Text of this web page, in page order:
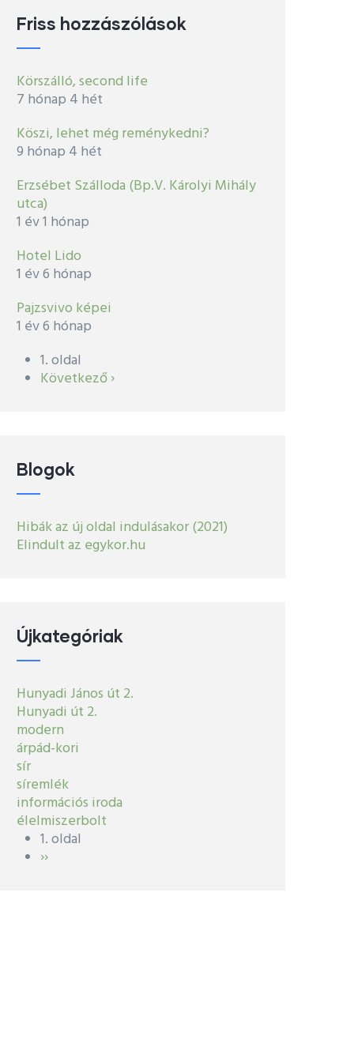
Friss hozzászólások
Körszálló, second life
7 hónap 4 hét
Köszi, lehet még reménykedni?
9 hónap 4 hét
Erzsébet Szálloda (Bp.V. Károlyi Mihály
utca)
1 év 1 hónap
Hotel Lido
1 év 6 hónap
Pajzsvivo képei
1 év 6 hónap
Oldalszámozás
1. oldal
Következő
Következő ›
Blogok
Hibák az új oldal indulásakor (2021)
Elindult az egykor.hu
Újkategóriak
Hunyadi János út 2.
Hunyadi út 2.
modern
árpád-kori
sír
síremlék
információs iroda
élelmiszerbolt
Oldalszámozás
1. oldal
Következő
››